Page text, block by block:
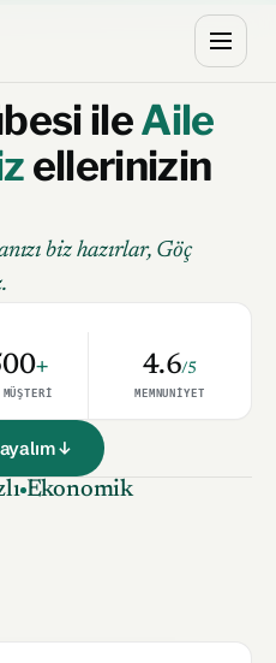
ileAile
ellerinizin
biz hazırlar, Göç
+
MÜŞTERI
4.6/5
MEMNUNIYET
↓
Ekonomik